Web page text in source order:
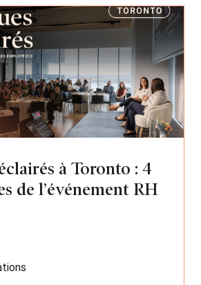
à Toronto : 4
de l’événement RH